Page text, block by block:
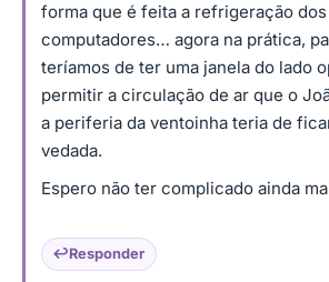
forma que é feita a refrigeração
computadores… agora na prática,
teríamos de ter uma janela do lado
permitir a circulação de ar que o
a periferia da ventoinha teria de
vedada.
Espero não ter complicado ainda
Responder